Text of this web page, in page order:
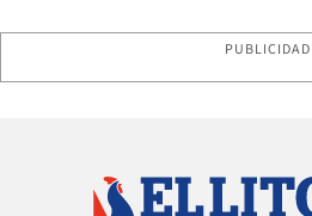
PUBLICIDAD